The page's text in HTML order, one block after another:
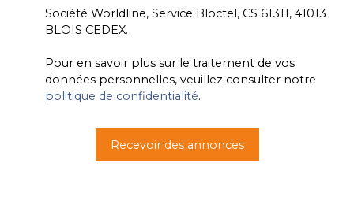
Société Worldline, Service Bloctel, CS 61311, 41013
BLOIS CEDEX.
Pour en savoir plus sur le traitement de vos
données personnelles, veuillez consulter notre
politique de confidentialité.
Recevoir des annonces